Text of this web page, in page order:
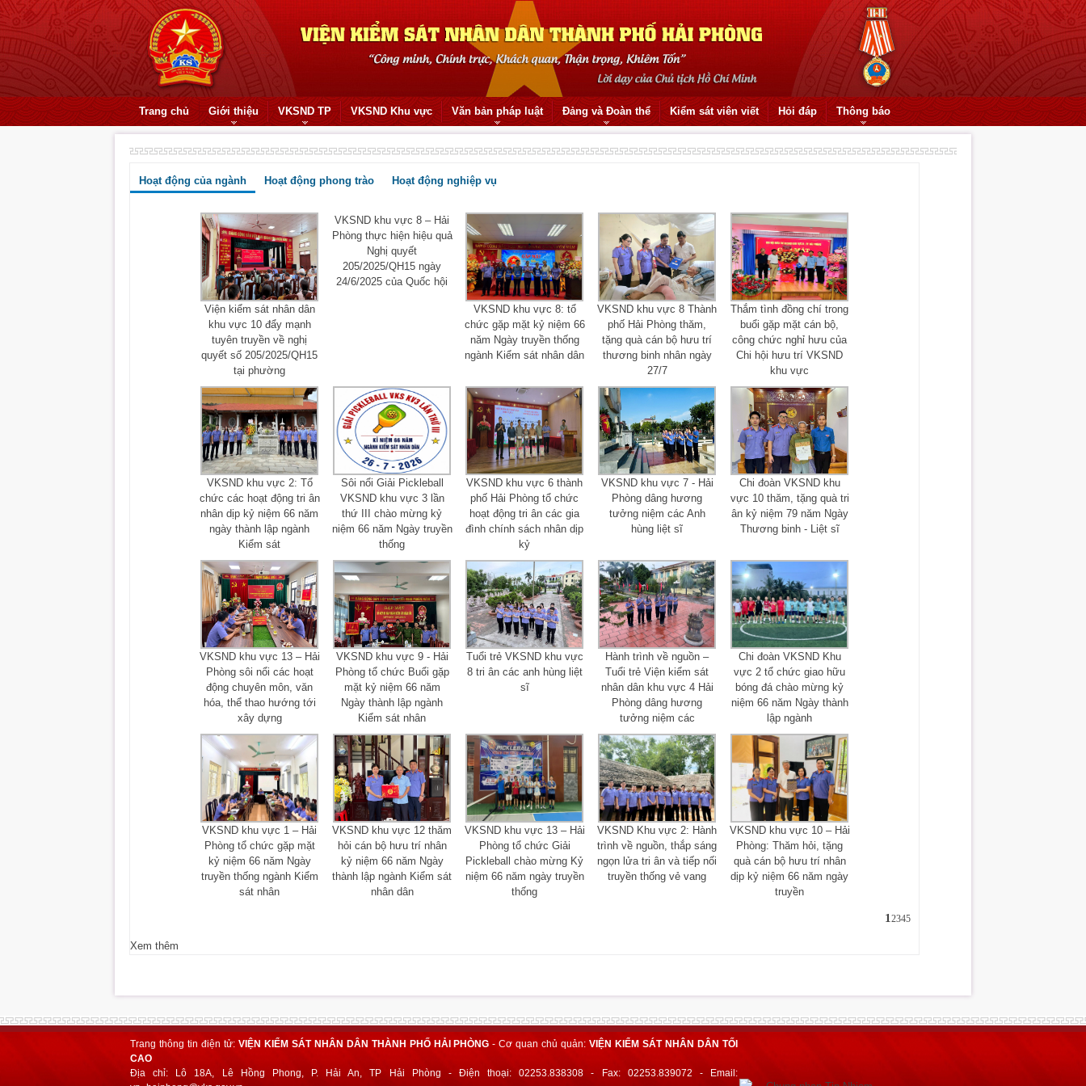
Trang chủ Giới thiệu VKSND TP VKSND Khu vực Văn bản pháp luật Đảng và Đoàn thể Kiểm sát viên viết Hỏi đáp Thông báo
Hoạt động của ngành Hoạt động phong trào Hoạt động nghiệp vụ
Viện kiểm sát nhân dân
khu vực 10 đẩy mạnh
tuyên truyền về nghị
quyết số 205/2025/QH15
tại phường
VKSND khu vực 8 – Hải
Phòng thực hiện hiệu quả
Nghị quyết
205/2025/QH15 ngày
24/6/2025 của Quốc hội
VKSND khu vực 8: tổ
chức gặp mặt kỷ niệm 66
năm Ngày truyền thống
ngành Kiểm sát nhân dân
VKSND khu vực 8 Thành
phố Hải Phòng thăm,
tặng quà cán bộ hưu trí
thương binh nhân ngày
27/7
Thắm tình đồng chí trong
buổi gặp mặt cán bộ,
công chức nghỉ hưu của
Chi hội hưu trí VKSND
khu vực
VKSND khu vực 2: Tổ
chức các hoạt động tri ân
nhân dịp kỷ niệm 66 năm
ngày thành lập ngành
Kiểm sát
Sôi nổi Giải Pickleball
VKSND khu vực 3 lần
thứ III chào mừng kỷ
niệm 66 năm Ngày truyền
thống
VKSND khu vực 6 thành
phố Hải Phòng tổ chức
hoạt động tri ân các gia
đình chính sách nhân dịp
kỷ
VKSND khu vực 7 - Hải
Phòng dâng hương
tưởng niệm các Anh
hùng liệt sĩ
Chi đoàn VKSND khu
vực 10 thăm, tặng quà tri
ân kỷ niệm 79 năm Ngày
Thương binh - Liệt sĩ
VKSND khu vực 13 – Hải
Phòng sôi nổi các hoạt
động chuyên môn, văn
hóa, thể thao hướng tới
xây dựng
VKSND khu vực 9 - Hải
Phòng tổ chức Buổi gặp
mặt kỷ niệm 66 năm
Ngày thành lập ngành
Kiểm sát nhân
Tuổi trẻ VKSND khu vực
8 tri ân các anh hùng liệt
sĩ
Hành trình về nguồn –
Tuổi trẻ Viện kiểm sát
nhân dân khu vực 4 Hải
Phòng dâng hương
tưởng niệm các
Chi đoàn VKSND Khu
vực 2 tổ chức giao hữu
bóng đá chào mừng kỷ
niệm 66 năm Ngày thành
lập ngành
VKSND khu vực 1 – Hải
Phòng tổ chức gặp mặt
kỷ niệm 66 năm Ngày
truyền thống ngành Kiểm
sát nhân
VKSND khu vực 12 thăm
hỏi cán bộ hưu trí nhân
kỷ niệm 66 năm Ngày
thành lập ngành Kiểm sát
nhân dân
VKSND khu vực 13 – Hải
Phòng tổ chức Giải
Pickleball chào mừng Kỷ
niệm 66 năm ngày truyền
thống
VKSND Khu vực 2: Hành
trình về nguồn, thắp sáng
ngọn lửa tri ân và tiếp nối
truyền thống vẻ vang
VKSND khu vực 10 – Hải
Phòng: Thăm hỏi, tặng
quà cán bộ hưu trí nhân
dịp kỷ niệm 66 năm ngày
truyền
1 2345
Xem thêm
Trang thông tin điện tử: VIỆN KIỂM SÁT NHÂN DÂN THÀNH PHỐ HẢI PHÒNG - Cơ quan chủ quản:VIỆN KIỂM SÁT NHÂN DÂN TỐI
CAO
Địa chỉ: Lô 18A, Lê Hồng Phong, P. Hải An, TP Hải Phòng - Điện thoại: 02253.838308 - Fax: 02253.839072 - Email: